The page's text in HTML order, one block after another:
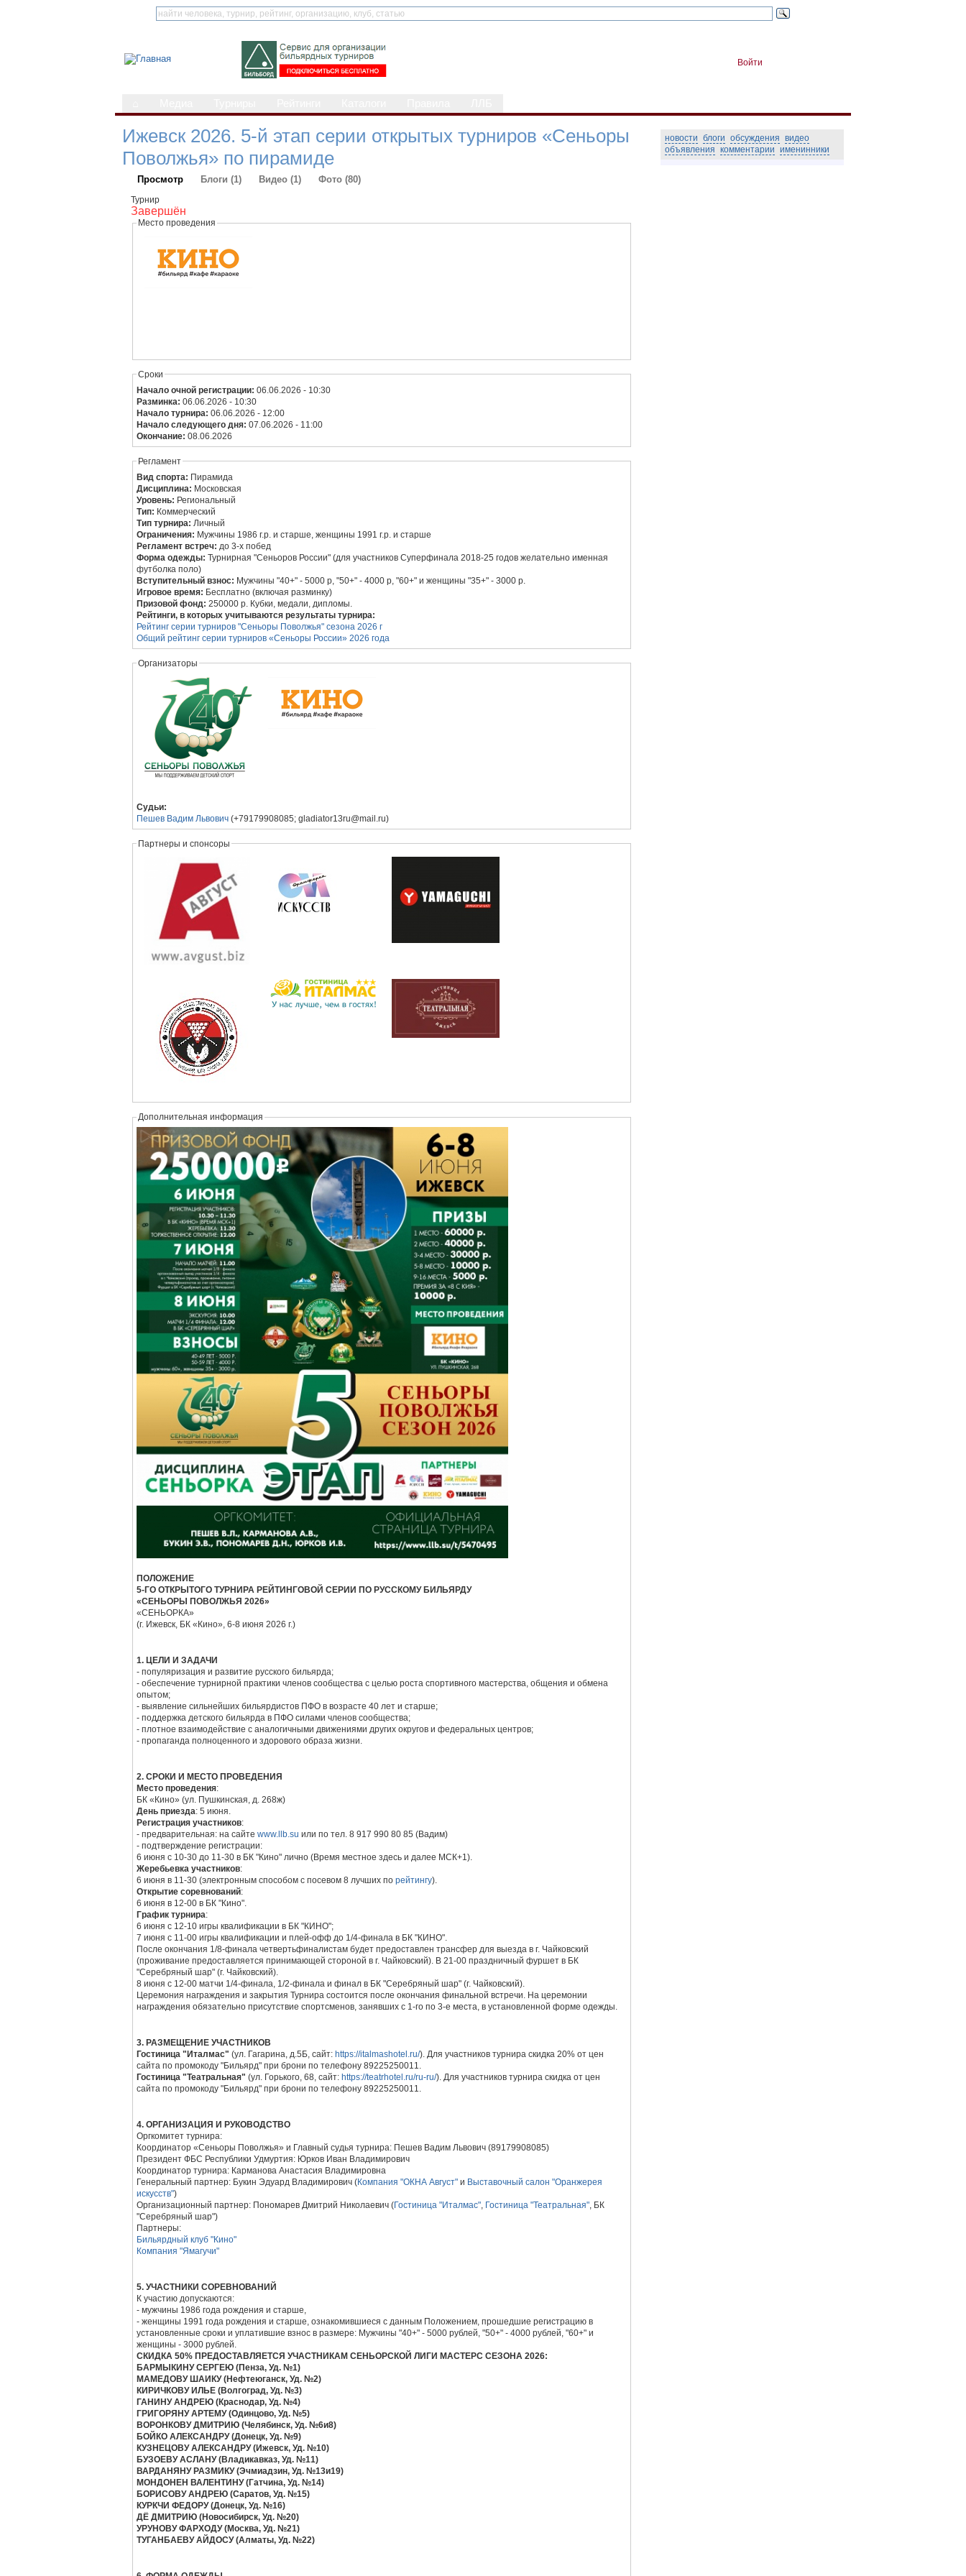
Войти
Ижевск 2026. 5-й этап серии открытых турниров «Сеньоры
Поволжья» по пирамиде
Просмотр Блоги (1) Видео (1) Фото (80)
Турнир
Завершён
Место проведения
Сроки
Начало очной регистрации:06.06.2026 - 10:30
Разминка:06.06.2026 - 10:30
Начало турнира:06.06.2026 - 12:00
Начало следующего дня:07.06.2026 - 11:00
Окончание:08.06.2026
Регламент
Вид спорта: Пирамида
Дисциплина: Московская
Уровень: Региональный
Тип: Коммерческий
Тип турнира: Личный
Ограничения: Мужчины 1986 г.р. и старше, женщины 1991 г.р. и старше
Регламент встреч: до 3-х побед
Форма одежды:Турнирная "Сеньоров России" (для участников Суперфинала 2018-25 годов желательно именная
футболка поло)
Вступительный взнос: Мужчины "40+" - 5000 р, "50+" - 4000 р, "60+" и женщины "35+" - 3000 р.
Игровое время: Бесплатно (включая разминку)
Призовой фонд:250000 р. Кубки, медали, дипломы.
Рейтинги, в которых учитываются результаты турнира:
Рейтинг серии турниров "Сеньоры Поволжья" сезона 2026 г
Общий рейтинг серии турниров «Сеньоры России» 2026 года
Организаторы
Судьи:
Пешев Вадим Львович (+79179908085; gladiator13ru@mail.ru)
Партнеры и спонсоры
Дополнительная информация
ПОЛОЖЕНИЕ
5-ГО ОТКРЫТОГО ТУРНИРА РЕЙТИНГОВОЙ СЕРИИ ПО РУССКОМУ БИЛЬЯРДУ
«СЕНЬОРЫ ПОВОЛЖЬЯ 2026»
«СЕНЬОРКА»
(г. Ижевск, БК «Кино», 6-8 июня 2026 г.)
1. ЦЕЛИ И ЗАДАЧИ
- популяризация и развитие русского бильярда;
- обеспечение турнирной практики членов сообщества с целью роста спортивного мастерства, общения и обмена
опытом;
- выявление сильнейших бильярдистов ПФО в возрасте 40 лет и старше;
- поддержка детского бильярда в ПФО силами членов сообщества;
- плотное взаимодействие с аналогичными движениями других округов и федеральных центров;
- пропаганда полноценного и здорового образа жизни.
2. СРОКИ И МЕСТО ПРОВЕДЕНИЯ
Место проведения:
БК «Кино» (ул. Пушкинская, д. 268ж)
День приезда: 5 июня.
Регистрация участников:
- предварительная: на сайтеwww.llb.su или по тел. 8 917 990 80 85 (Вадим)
- подтверждение регистрации:
6 июня с 10-30 до 11-30 в БК "Кино" лично (Время местное здесь и далее МСК+1).
Жеребьевка участников:
6 июня в 11-30 (электронным способом с посевом 8 лучших порейтингу).
Открытие соревнований:
6 июня в 12-00 в БК "Кино".
График турнира:
6 июня с 12-10 игры квалификации в БК "КИНО";
7 июня с 11-00 игры квалификации и плей-офф до 1/4-финала в БК "КИНО".
После окончания 1/8-финала четвертьфиналистам будет предоставлен трансфер для выезда в г. Чайковский
(проживание предоставляется принимающей стороной в г. Чайковский). В 21-00 праздничный фуршет в БК
"Серебряный шар" (г. Чайковский).
8 июня с 12-00 матчи 1/4-финала, 1/2-финала и финал в БК "Серебряный шар" (г. Чайковский).
Церемония награждения и закрытия Турнира состоится после окончания финальной встречи. На церемонии
награждения обязательно присутствие спортсменов, занявших с 1-го по 3-е места, в установленной форме одежды.
3. РАЗМЕЩЕНИЕ УЧАСТНИКОВ
Гостиница "Италмас" (ул. Гагарина, д.5Б, сайт: https://italmashotel.ru/). Для участников турнира скидка 20% от цен
сайта по промокоду "Бильярд" при брони по телефону 89225250011.
Гостиница "Театральная" (ул. Горького, 68, сайт: https://teatrhotel.ru/ru-ru/). Для участников турнира скидка от цен
сайта по промокоду "Бильярд" при брони по телефону 89225250011.
4. ОРГАНИЗАЦИЯ И РУКОВОДСТВО
Оргкомитет турнира:
Координатор «Сеньоры Поволжья» и Главный судья турнира: Пешев Вадим Львович (89179908085)
Президент ФБС Республики Удмуртия: Юрков Иван Владимирович
Координатор турнира: Карманова Анастасия Владимировна
Генеральный партнер: Букин Эдуард Владимирович (Компания "ОКНА Август" и Выставочный салон "Оранжерея
искусств")
Организационный партнер: Пономарев Дмитрий Николаевич (Гостиница "Италмас", Гостиница "Театральная", БК
"Серебряный шар")
Партнеры:
Бильярдный клуб "Кино"
Компания "Ямагучи"
5. УЧАСТНИКИ СОРЕВНОВАНИЙ
К участию допускаются:
- мужчины 1986 года рождения и старше,
- женщины 1991 года рождения и старше, ознакомившиеся с данным Положением, прошедшие регистрацию в
установленные сроки и уплатившие взнос в размере: Мужчины "40+" - 5000 рублей, "50+" - 4000 рублей, "60+" и
женщины - 3000 рублей.
СКИДКА 50% ПРЕДОСТАВЛЯЕТСЯ УЧАСТНИКАМ СЕНЬОРСКОЙ ЛИГИ МАСТЕРС СЕЗОНА 2026:
БАРМЫКИНУ СЕРГЕЮ (Пенза, Уд. №1)
МАМЕДОВУ ШАИКУ (Нефтеюганск, Уд. №2)
КИРИЧКОВУ ИЛЬЕ (Волгоград, Уд. №3)
ГАНИНУ АНДРЕЮ (Краснодар, Уд. №4)
ГРИГОРЯНУ АРТЕМУ (Одинцово, Уд. №5)
ВОРОНКОВУ ДМИТРИЮ (Челябинск, Уд. №6и8)
БОЙКО АЛЕКСАНДРУ (Донецк, Уд. №9)
КУЗНЕЦОВУ АЛЕКСАНДРУ (Ижевск, Уд. №10)
БУЗОЕВУ АСЛАНУ (Владикавказ, Уд. №11)
ВАРДАНЯНУ РАЗМИКУ (Эчмиадзин, Уд. №13и19)
МОНДОНЕН ВАЛЕНТИНУ (Гатчина, Уд. №14)
БОРИСОВУ АНДРЕЮ (Саратов, Уд. №15)
КУРКЧИ ФЕДОРУ (Донецк, Уд. №16)
ДЁ ДМИТРИЮ (Новосибирск, Уд. №20)
УРУНОВУ ФАРХОДУ (Москва, Уд. №21)
ТУГАНБАЕВУ АЙДОСУ (Алматы, Уд. №22)
новости блоги обсуждения видео
объявления комментарии именинники